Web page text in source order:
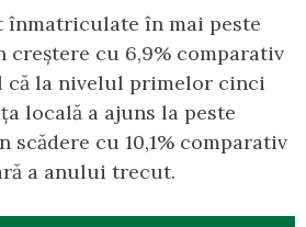
înmatriculate în mai peste
creștere cu 6,9% comparativ
că la nivelul primelor cinci
locală a ajuns la peste
scădere cu 10,1% comparativ
a anului trecut.